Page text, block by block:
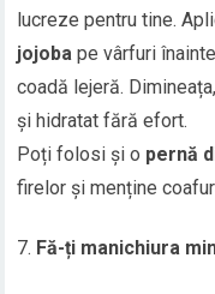
lucreze pentru tine.
jojoba pe vârfuri
coadă lejeră.
și hidratat fără efort.
Poți folosi și o pernă
firelor și menține
Fă-ți manichiura